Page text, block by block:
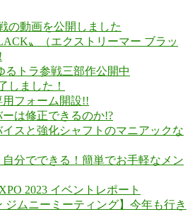
の動画を公開しました
〟（エクストリーマー ブラッ
るトラ参戦三部作公開中
しました！
フォーム開設!!
は修正できるのか!?
イスと強化シャフトのマニアックな
自分でできる！簡単でお手軽なメン
2023 イベントレポート
ジムニーミーティング】今年も行き